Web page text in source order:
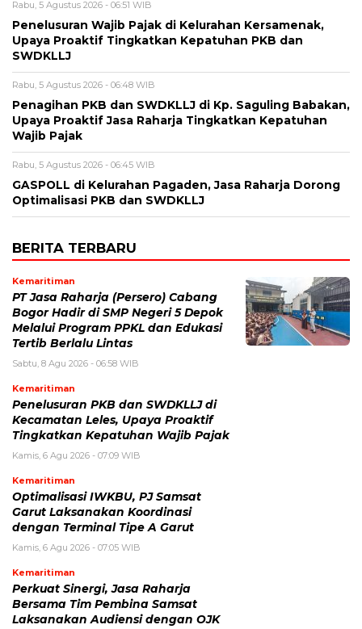
Rabu, 5 Agustus 2026 - 06:51 WIB
Penelusuran Wajib Pajak di Kelurahan Kersamenak,
Upaya Proaktif Tingkatkan Kepatuhan PKB dan
SWDKLLJ
Rabu, 5 Agustus 2026 - 06:48 WIB
Penagihan PKB dan SWDKLLJ di Kp. Saguling Babakan,
Upaya Proaktif Jasa Raharja Tingkatkan Kepatuhan
Wajib Pajak
Rabu, 5 Agustus 2026 - 06:45 WIB
GASPOLL di Kelurahan Pagaden, Jasa Raharja Dorong
Optimalisasi PKB dan SWDKLLJ
BERITA TERBARU
Kemaritiman
PT Jasa Raharja (Persero) Cabang
Bogor Hadir di SMP Negeri 5 Depok
Melalui Program PPKL dan Edukasi
Tertib Berlalu Lintas
Sabtu, 8 Agu 2026 - 06:58 WIB
Kemaritiman
Penelusuran PKB dan SWDKLLJ di
Kecamatan Leles, Upaya Proaktif
Tingkatkan Kepatuhan Wajib Pajak
Kamis, 6 Agu 2026 - 07:09 WIB
Kemaritiman
Optimalisasi IWKBU, PJ Samsat
Garut Laksanakan Koordinasi
dengan Terminal Tipe A Garut
Kamis, 6 Agu 2026 - 07:05 WIB
Kemaritiman
Perkuat Sinergi, Jasa Raharja
Bersama Tim Pembina Samsat
Laksanakan Audiensi dengan OJK